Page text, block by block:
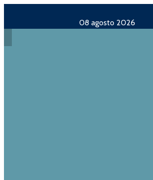
08 agosto 2026